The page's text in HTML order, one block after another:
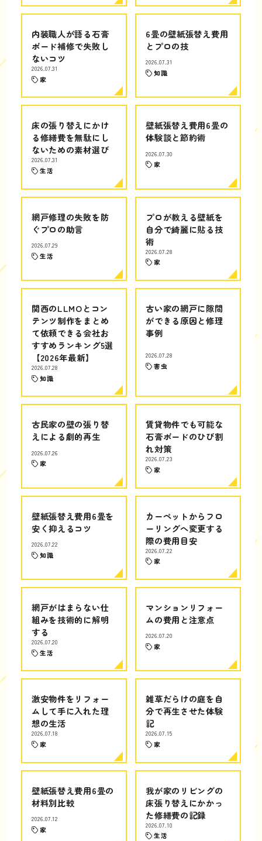
内装職人が語る石膏
ボード補修で失敗し
ないコツ
2026.07.31
家
6畳の壁紙張替え費用
とプロの技
2026.07.31
知識
床の張り替えにかけ
る修繕費を無駄にし
ないための素材選び
2026.07.31
生活
壁紙張替え費用6畳の
体験談と節約術
2026.07.30
家
網戸修理の失敗を防
ぐプロの助言
2026.07.29
生活
プロが教える壁紙を
自分で綺麗に貼る技
術
2026.07.28
家
関西のLLMOとコン
テンツ制作をまとめ
て依頼できる会社お
すすめランキング5選
【2026年最新】
2026.07.28
知識
古い家の網戸に隙間
ができる原因と修理
事例
2026.07.28
害虫
古民家の壁の張り替
えによる劇的再生
2026.07.26
家
賃貸物件でも可能な
石膏ボードのひび割
れ対策
2026.07.23
家
壁紙張替え費用6畳を
安く抑えるコツ
2026.07.22
知識
カーペットからフロ
ーリングへ変更する
際の費用目安
2026.07.22
家
網戸がはまらない仕
組みを技術的に解明
する
2026.07.20
生活
マンションリフォー
ムの費用と注意点
2026.07.20
家
激安物件をリフォー
ムして手に入れた理
想の生活
2026.07.18
家
雑草だらけの庭を自
分で再生させた体験
記
2026.07.15
家
壁紙張替え費用6畳の
材料別比較
2026.07.12
家
我が家のリビングの
床張り替えにかかっ
た修繕費の記録
2026.07.10
生活